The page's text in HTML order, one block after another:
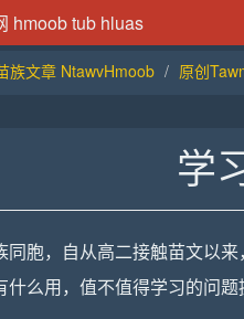
hmoob tub hluas
族文章 NtawvHmoob 原创
学
同胞，自从高二接触苗文以
什么用，值不值得学习的问